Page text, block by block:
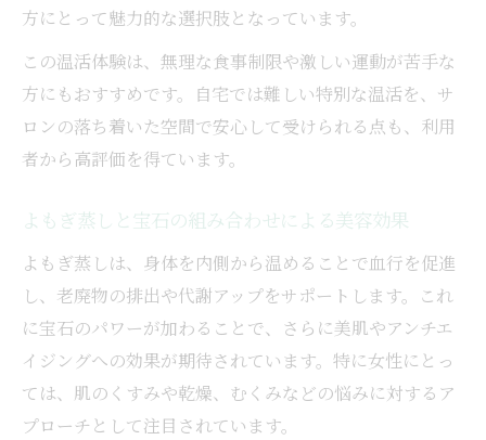
方にとって魅力的な選択肢となっています。
この温活体験は、無理な食事制限や激しい運動が苦手な
方にもおすすめです。自宅では難しい特別な温活を、サ
ロンの落ち着いた空間で安心して受けられる点も、利用
者から高評価を得ています。
よもぎ蒸しと宝石の組み合わせによる美容効果
よもぎ蒸しは、身体を内側から温めることで血行を促進
し、老廃物の排出や代謝アップをサポートします。これ
に宝石のパワーが加わることで、さらに美肌やアンチエ
イジングへの効果が期待されています。特に女性にとっ
ては、肌のくすみや乾燥、むくみなどの悩みに対するア
プローチとして注目されています。